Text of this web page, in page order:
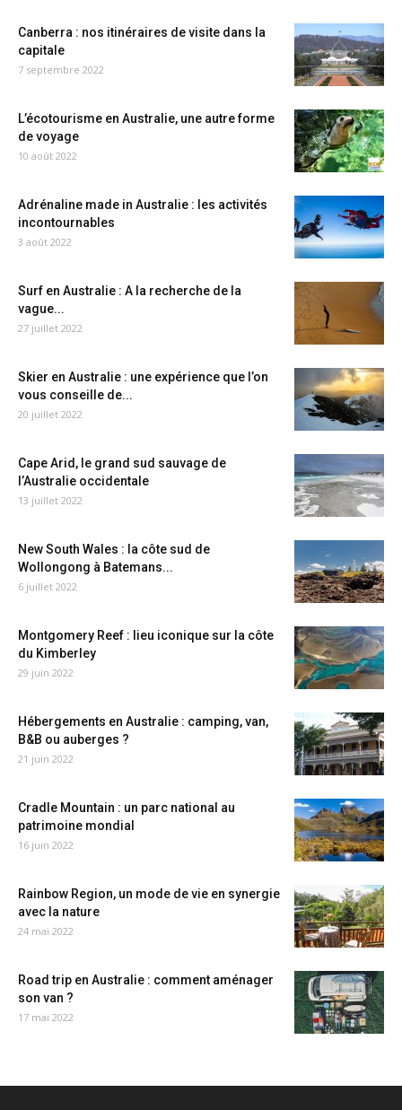
Canberra : nos itinéraires de visite dans la
capitale
7 septembre 2022
L’écotourisme en Australie, une autre forme
de voyage
10 août 2022
Adrénaline made in Australie : les activités
incontournables
3 août 2022
Surf en Australie : A la recherche de la
vague...
27 juillet 2022
Skier en Australie : une expérience que l’on
vous conseille de...
20 juillet 2022
Cape Arid, le grand sud sauvage de
l’Australie occidentale
13 juillet 2022
New South Wales : la côte sud de
Wollongong à Batemans...
6 juillet 2022
Montgomery Reef : lieu iconique sur la côte
du Kimberley
29 juin 2022
Hébergements en Australie : camping, van,
B&B ou auberges ?
21 juin 2022
Cradle Mountain : un parc national au
patrimoine mondial
16 juin 2022
Rainbow Region, un mode de vie en synergie
avec la nature
24 mai 2022
Road trip en Australie : comment aménager
son van ?
17 mai 2022